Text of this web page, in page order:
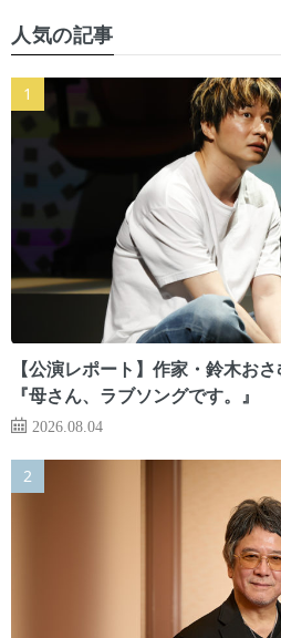
人気の記事
【公演レポート】作家・鈴木お
『母さん、ラブソングです。』
2026.08.04